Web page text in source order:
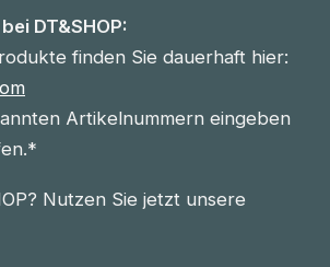
DT&SHOP:
finden Sie dauerhaft hier:
Artikelnummern eingeben
Nutzen Sie jetzt unsere